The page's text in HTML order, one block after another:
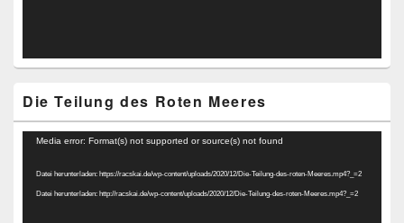
Die Teilung des Roten Meeres
Video-
Media error: Format(s) not supported or source(s) not found
Datei herunterladen: https://racskai.de/wp-content/uploads/2020/12/Die-Teilung-des-roten-Meeres.mp4?_=2
Datei herunterladen: http://racskai.de/wp-content/uploads/2020/12/Die-Teilung-des-roten-Meeres.mp4?_=2